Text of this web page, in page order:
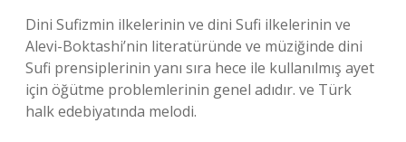
Dini Sufizmin ilkelerinin ve dini Sufi ilkelerinin ve
Alevi-Boktashi’nin literatüründe ve müziğinde dini
Sufi prensiplerinin yanı sıra hece ile kullanılmış ayet
için öğütme problemlerinin genel adıdır. ve Türk
halk edebiyatında melodi.